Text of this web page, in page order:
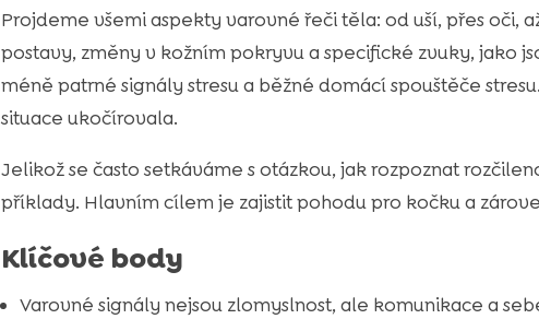
Projdeme všemi aspekty varovné řeči těla: od uší, přes oči,
postavy, změny v kožním pokryvu a specifické zvuky, jako
méně patrné signály stresu a běžné domácí spouštěče
situace ukočírovala.
Jelikož se často setkáváme s otázkou, jak rozpoznat
příklady. Hlavním cílem je zajistit pohodu pro kočku a
Klíčové body
Varovné signály nejsou zlomyslnost, ale komunikace a